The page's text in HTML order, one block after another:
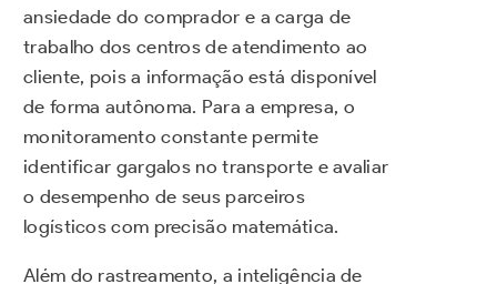
ansiedade do comprador e a carga de
trabalho dos centros de atendimento ao
cliente, pois a informação está disponível
de forma autônoma. Para a empresa, o
monitoramento constante permite
identificar gargalos no transporte e avaliar
o desempenho de seus parceiros
logísticos com precisão matemática.
Além do rastreamento, a inteligência de